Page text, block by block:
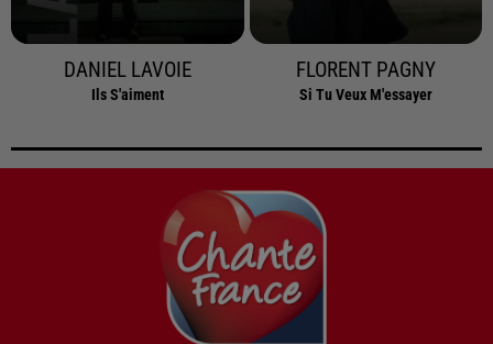
DANIEL LAVOIE
Ils S'aiment
FLORENT PAGNY
Si Tu Veux M'essayer